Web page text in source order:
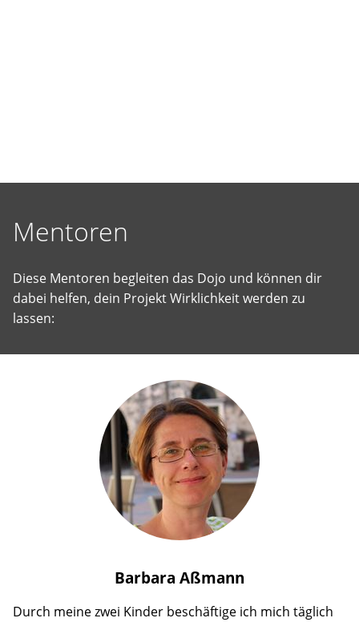
Mentoren
Diese Mentoren begleiten das Dojo und können dir
dabei helfen, dein Projekt Wirklichkeit werden zu
lassen:
Barbara Aßmann
Durch meine zwei Kinder beschäftige ich mich täglich